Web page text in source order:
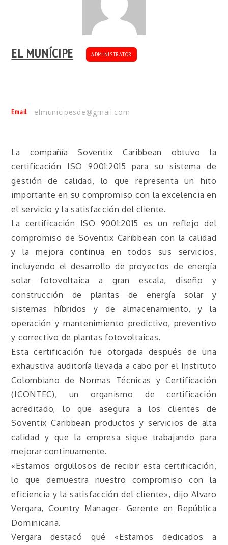
EL MUNÍCIPE ADMINISTRATOR
Email elmunicipesde@gmail.com
La compañía Soventix Caribbean obtuvo la
certificación ISO 9001:2015 para su sistema de
gestión de calidad, lo que representa un hito
importante en su compromiso con la excelencia en
el servicio y la satisfacción del cliente.
La certificación ISO 9001:2015 es un reflejo del
compromiso de Soventix Caribbean con la calidad
y la mejora continua en todos sus servicios,
incluyendo el desarrollo de proyectos de energía
solar fotovoltaica a gran escala, diseño y
construcción de plantas de energía solar y
sistemas híbridos y de almacenamiento, y la
operación y mantenimiento predictivo, preventivo
y correctivo de plantas fotovoltaicas.
Esta certificación fue otorgada después de una
exhaustiva auditoría llevada a cabo por el Instituto
Colombiano de Normas Técnicas y Certificación
(ICONTEC), un organismo de certificación
acreditado, lo que asegura a los clientes de
Soventix Caribbean productos y servicios de alta
calidad y que la empresa sigue trabajando para
mejorar continuamente.
«Estamos orgullosos de recibir esta certificación,
lo que demuestra nuestro compromiso con la
eficiencia y la satisfacción del cliente», dijo Alvaro
Vergara, Country Manager- Gerente en República
Dominicana.
Vergara destacó qué «Estamos dedicados a